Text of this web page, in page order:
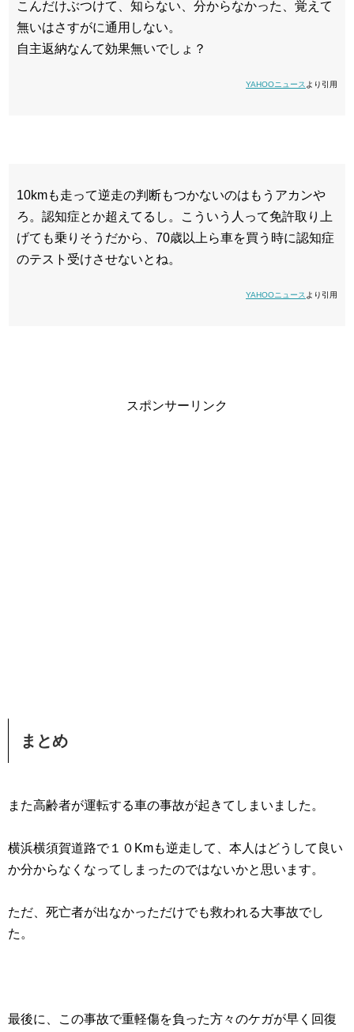
こんだけぶつけて、知らない、分からなかった、覚えて
無いはさすがに通用しない。
自主返納なんて効果無いでしょ？
YAHOOニュース より引用
10kmも走って逆走の判断もつかないのはもうアカンや
ろ。認知症とか超えてるし。こういう人って免許取り上
げても乗りそうだから、70歳以上ら車を買う時に認知症
のテスト受けさせないとね。
YAHOOニュース より引用
スポンサーリンク
まとめ
また高齢者が運転する車の事故が起きてしまいました。
横浜横須賀道路で１０Kmも逆走して、本人はどうして良い
か分からなくなってしまったのではないかと思います。
ただ、死亡者が出なかっただけでも救われる大事故でし
た。
最後に、この事故で重軽傷を負った方々のケガが早く回復